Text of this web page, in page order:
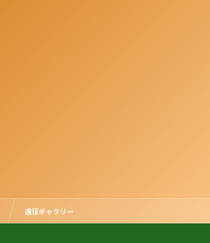
遠征ギャラリー